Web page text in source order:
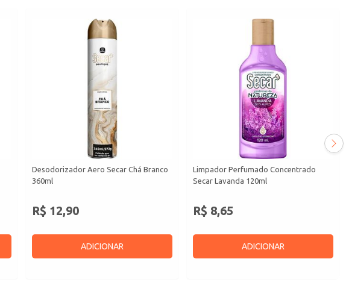
Desodorizador Aero Secar Chá Branco
360ml
R$ 12,90
ADICIONAR
Limpador Perfumado Concentrado
Secar Lavanda 120ml
R$ 8,65
ADICIONAR